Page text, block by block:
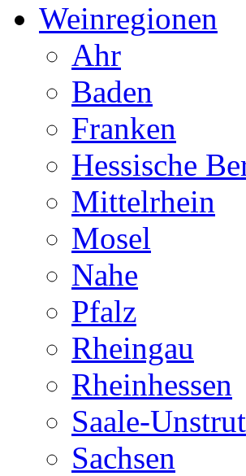
Weinregionen
Ahr
Baden
Franken
Hessische
Mittelrhein
Mosel
Nahe
Pfalz
Rheingau
Rheinhessen
Saale-Unstrut
Sachsen